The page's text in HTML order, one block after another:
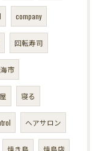
company
回転寿司
市
寝る
ヘアサロン